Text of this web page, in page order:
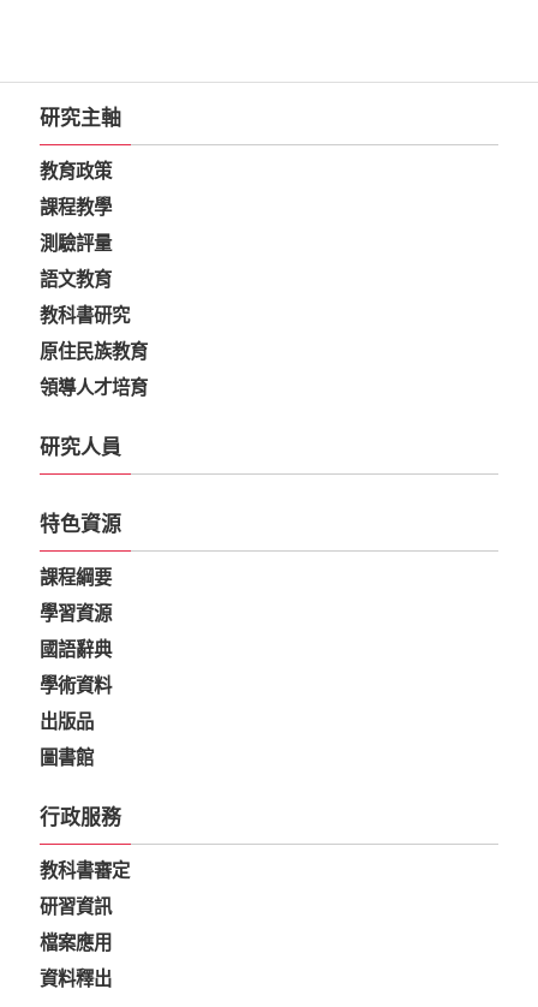
研究主軸
教育政策
課程教學
測驗評量
語文教育
教科書研究
原住民族教育
領導人才培育
研究人員
特色資源
課程綱要
學習資源
國語辭典
學術資料
出版品
圖書館
行政服務
教科書審定
研習資訊
檔案應用
資料釋出